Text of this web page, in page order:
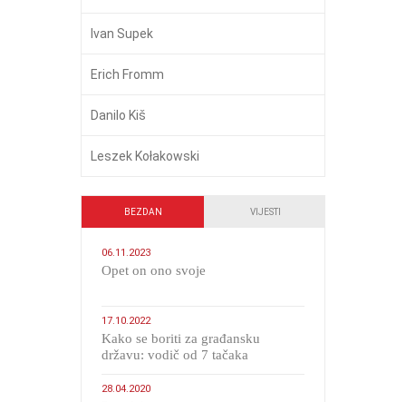
Ivan Supek
Erich Fromm
Danilo Kiš
Leszek Kołakowski
BEZDAN VIJESTI
06.11.2023
​Opet on ono svoje
17.10.2022
Kako se boriti za građansku
državu: vodič od 7 tačaka
28.04.2020